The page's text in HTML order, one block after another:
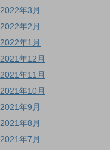
2022年3月
2022年2月
2022年1月
2021年12月
2021年11月
2021年10月
2021年9月
2021年8月
2021年7月